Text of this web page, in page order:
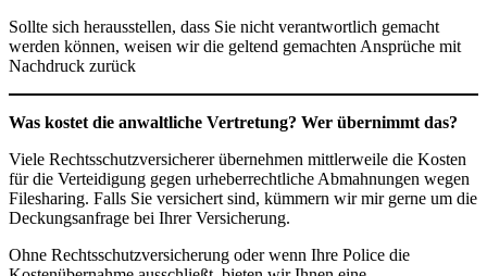
Sollte sich herausstellen, dass Sie nicht verantwortlich gemacht
werden können, weisen wir die geltend gemachten Ansprüche mit
Nachdruck zurück
Was kostet die anwaltliche Vertretung? Wer übernimmt das?
Viele Rechtsschutzversicherer übernehmen mittlerweile die Kosten
für die Verteidigung gegen urheberrechtliche Abmahnungen wegen
Filesharing. Falls Sie versichert sind, kümmern wir mir gerne um die
Deckungsanfrage bei Ihrer Versicherung.
Ohne Rechtsschutzversicherung oder wenn Ihre Police die